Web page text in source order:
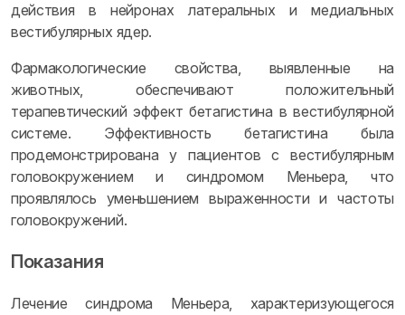
действия в нейронах латеральных и медиальных
вестибулярных ядер.
Фармакологические свойства, выявленные на
животных, обеспечивают положительный
терапевтический эффект бетагистина в вестибулярной
системе. Эффективность бетагистина была
продемонстрирована у пациентов с вестибулярным
головокружением и синдромом Меньера, что
проявлялось уменьшением выраженности и частоты
головокружений.
Показания
Лечение синдрома Меньера, характеризующегося